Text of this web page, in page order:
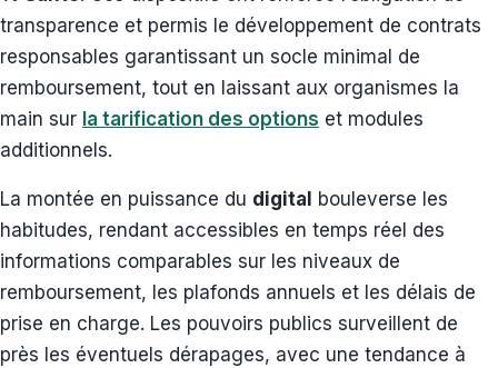
transparence et permis le développement de contrats
responsables garantissant un socle minimal de
remboursement, tout en laissant aux organismes la
main sur la tarification des options et modules
additionnels.
La montée en puissance du digital
bouleverse les
habitudes, rendant accessibles en temps réel des
informations comparables sur les niveaux de
remboursement, les plafonds annuels et les délais de
prise en charge. Les pouvoirs publics surveillent de
près les éventuels dérapages, avec une tendance à